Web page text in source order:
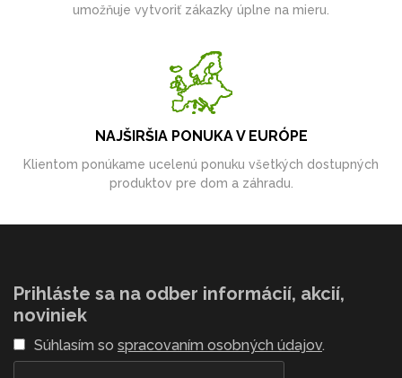
umožňuje vytvoriť zákazky úplne na mieru.
NAJŠIRŠIA PONUKA V EURÓPE
Klientom ponúkame ucelenú ponuku všetkých dostupných
produktov pre dom a záhradu.
Prihláste sa na odber informácií, akcií,
noviniek
Súhlasím so spracovaním osobných údajov.